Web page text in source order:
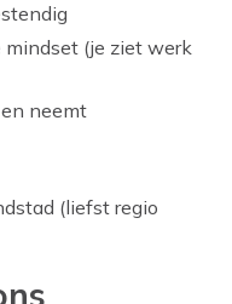
mindset (je ziet werk
neemt
(liefst regio